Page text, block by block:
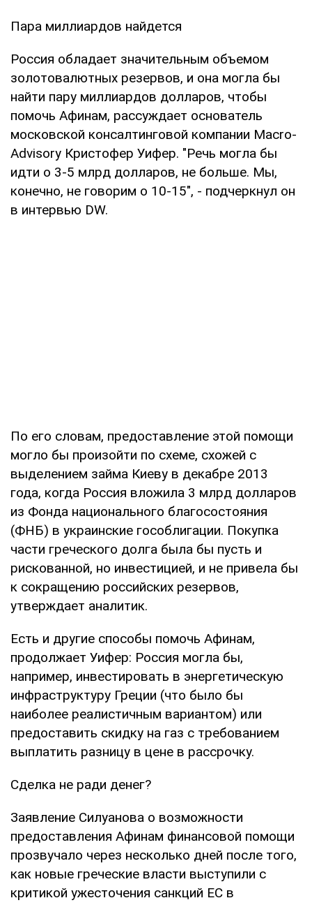
Пара миллиардов найдется
Россия обладает значительным объемом
золотовалютных резервов, и она могла бы
найти пару миллиардов долларов, чтобы
помочь Афинам, рассуждает основатель
московской консалтинговой компании Macro-
Advisory Кристофер Уифер. "Речь могла бы
идти о 3-5 млрд долларов, не больше. Мы,
конечно, не говорим о 10-15", - подчеркнул он
в интервью DW.
По его словам, предоставление этой помощи
могло бы произойти по схеме, схожей с
выделением займа Киеву в декабре 2013
года, когда Россия вложила 3 млрд долларов
из Фонда национального благосостояния
(ФНБ) в украинские гособлигации. Покупка
части греческого долга была бы пусть и
рискованной, но инвестицией, и не привела бы
к сокращению российских резервов,
утверждает аналитик.
Есть и другие способы помочь Афинам,
продолжает Уифер: Россия могла бы,
например, инвестировать в энергетическую
инфраструктуру Греции (что было бы
наиболее реалистичным вариантом) или
предоставить скидку на газ с требованием
выплатить разницу в цене в рассрочку.
Сделка не ради денег?
Заявление Силуанова о возможности
предоставления Афинам финансовой помощи
прозвучало через несколько дней после того,
как новые греческие власти выступили с
критикой ужесточения санкций ЕС в